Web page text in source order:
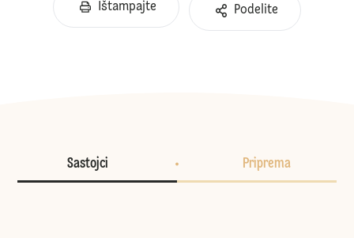
Ištampajte Podelite
Sastojci Priprema